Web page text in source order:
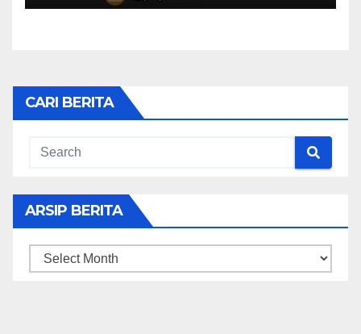
CARI BERITA
ARSIP BERITA
ARSIP